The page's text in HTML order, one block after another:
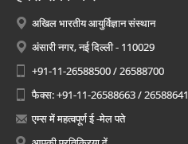
अखिल भारतीय आयुर्विज्ञान संस्थान
अंसारी नगर, नई दिल्ली - 110029
+91-11-26588500 / 26588700
फैक्स: +91-11-26588663 / 26588641
एम्स में महत्वपूर्ण ई -मेल पते